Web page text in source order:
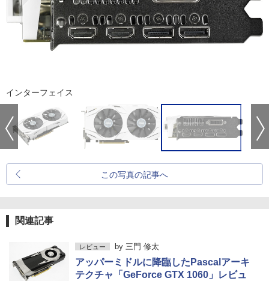
インターフェイス
この写真の記事へ
関連記事
レビュー by 三門 修太
アッパーミドルに降臨したPascalアーキ
テクチャ「GeForce GTX 1060」レビュ